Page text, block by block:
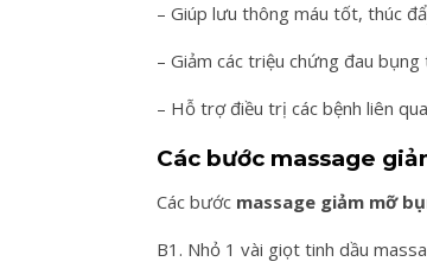
– Giúp lưu thông máu tốt, thúc
– Giảm các triệu chứng đau
– Hỗ trợ điều trị các bệnh liên
Các bước massage
Các bước massage giảm mỡ
B1. Nhỏ 1 vài giọt tinh dầu